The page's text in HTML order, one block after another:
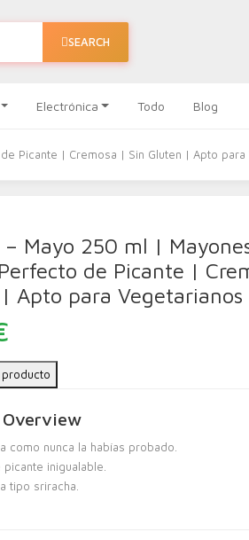
SEARCH
Electrónica Todo Blog
Picante | Cremosa | Sin Gluten | Apto para
– Mayo 250 ml |
de Picante |
Apto para
Overview
como nunca la habías probado.
picante inigualable.
tipo sriracha.